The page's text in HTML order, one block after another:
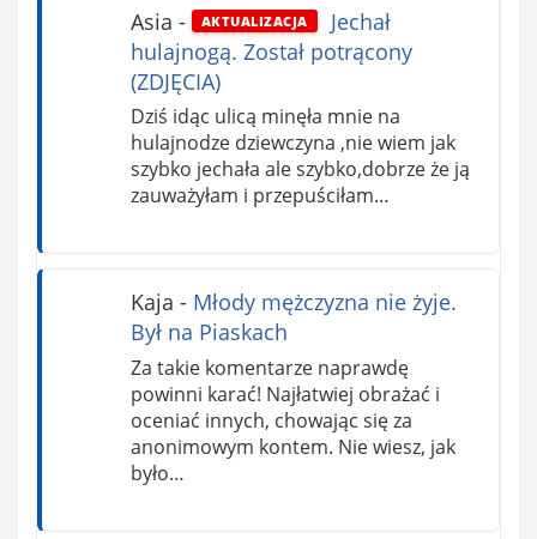
Asia - AKTUALIZACJA
Jechał
hulajnogą. Został potrącony
(ZDJĘCIA)
Dziś idąc ulicą minęła mnie na
hulajnodze dziewczyna ,nie wiem jak
szybko jechała ale szybko,dobrze że ją
zauważyłam i przepuściłam…
Kaja - Młody mężczyzna nie żyje.
Był na Piaskach
Za takie komentarze naprawdę
powinni karać! Najłatwiej obrażać i
oceniać innych, chowając się za
anonimowym kontem. Nie wiesz, jak
było…